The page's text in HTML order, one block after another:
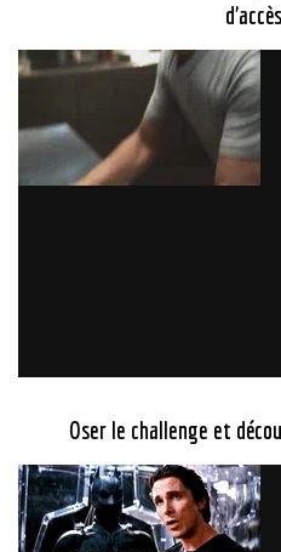
Oser le challenge et